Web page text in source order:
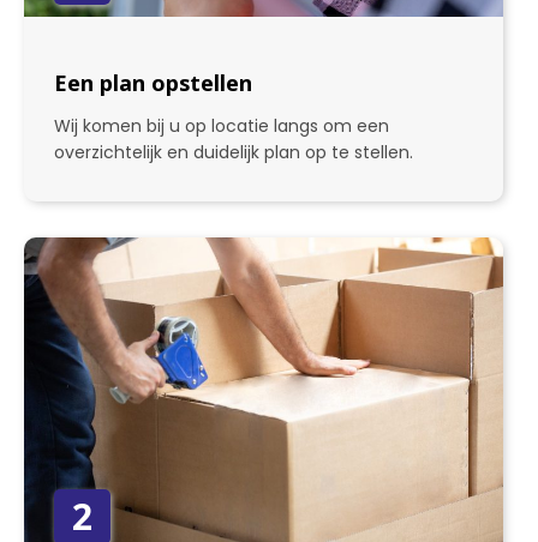
Een plan opstellen
Wij komen bij u op locatie langs om een
overzichtelijk en duidelijk plan op te stellen.
2